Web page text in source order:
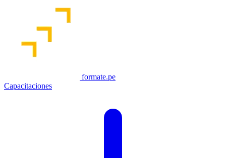
formate.pe
Capacitaciones